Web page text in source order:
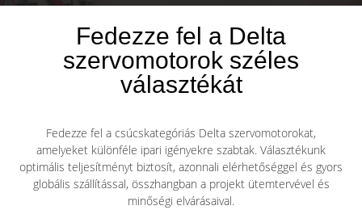
Fedezze fel a Delta
szervomotorok széles
választékát
Fedezze fel a csúcskategóriás Delta szervomotorokat,
amelyeket különféle ipari igényekre szabtak. Választékunk
optimális teljesítményt biztosít, azonnali elérhetőséggel és gyors
globális szállítással, összhangban a projekt ütemtervével és
minőségi elvárásaival.